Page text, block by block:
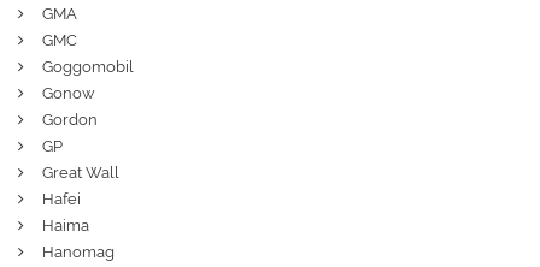
GMA
GMC
Goggomobil
Gonow
Gordon
GP
Great Wall
Hafei
Haima
Hanomag